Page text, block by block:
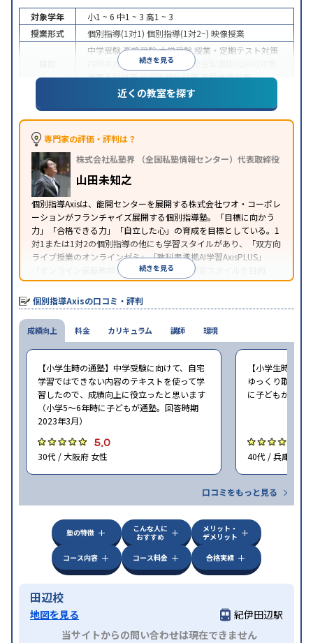
続きを見る
対象学年 小1 ~ 6 中1 ~ 3 高1 ~ 3
授業形式
個別指導(1対1) 個別指導(1対2~) 映像授業
中学受験高校受験大学受験 授業・定期テスト対策
内申点対策
学習習慣の定着
総合型選抜(旧AO)対策
推薦入試対策学校別特化対策各種検定対策
特徴
授業の振替可能学習にPC・タブレットを利用
ライン対応1科目から受講可能季節講習のみの受講
可
※2023年3月調査。小学校高学年の個別指導塾アンケート調査方法
近くの教室を探す
専門家の評価・評判は？
株式会社私塾界 （全国私塾情報センター）代表取締役
山田未知之
個別指導Axisは、能開センターを展開する株式会社ワオ・コーポレ
ーションがフランチャイズ展開する個別指導塾。「目標に向かう
力」「合格できる力」「自立した心」の育成を目標としている。1
対1または1対2の個別指導の他にも学習スタイルがあり、「双方向
ライブ授業のオンラインゼミ」「教科書準拠AI学習AxisPLUS」
「オンライン家庭教師」など、さまざまな学習スタイルを目的
別・科目別に選択することができる。
続きを見る
個別指導Axisの口コミ・評判
成績向上
【小学生時の通塾】中学受験に向けて、自宅
学習ではできない内容のテキストを使って学
習したので、成績向上に役立ったと思います
（小学5〜6年時に子どもが通塾。回答時期
2023年3月）
5.0
30代 / 大阪府 女性
【小学生時の通
ゆっくり取り組
に子どもが通塾
40代 / 兵庫県 女
口コミをもっと見る
料金 カリキュラム 講師 環境
塾の特徴
こんな人に
おすすめ
メリット・
デメリット
コース内容
コース料金 合格実績
田辺校
地図を見る
紀伊田辺駅
当サイトからの問い合わせは現在できません